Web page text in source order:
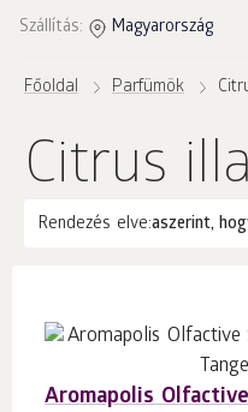
Szállítás: Magyarország
Főoldal Parfümök
Citrus
Rendezés elve:aszerint,
Aromapolis